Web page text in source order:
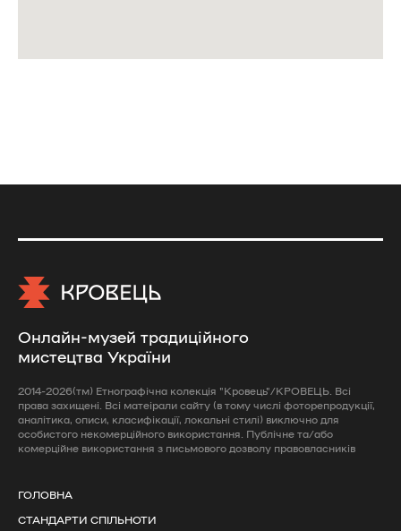
Онлайн-музей традиційного
мистецтва України
2014-2026(тм) Етнографічна колекція "Кровець"/КРОВЕЦЬ. Всі
права захищені. Всі матеірали сайту (в тому числі фоторепродукції,
аналітика, описи, класифікації, локальні стилі) виключно для
особистого некомерційного використання. Публічне та/або
комерційне використання з письмового дозволу правовласників
ГОЛОВНА
СТАНДАРТИ СПІЛЬНОТИ